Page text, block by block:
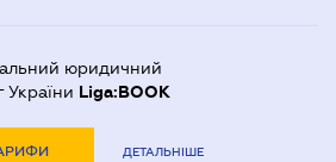
юридичний
України Liga:BOOK
ДЕТАЛЬНІШЕ